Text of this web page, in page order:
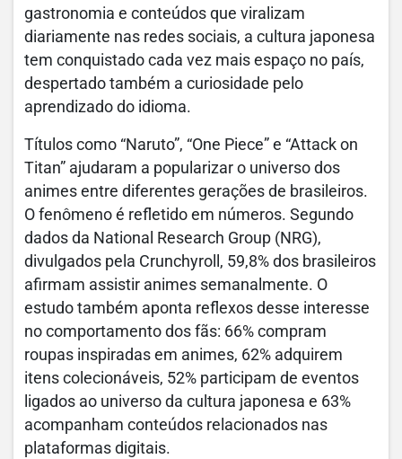
gastronomia e conteúdos que viralizam
diariamente nas redes sociais, a cultura japonesa
tem conquistado cada vez mais espaço no país,
despertado também a curiosidade pelo
aprendizado do idioma.
Títulos como “Naruto”, “One Piece” e “Attack on
Titan” ajudaram a popularizar o universo dos
animes entre diferentes gerações de brasileiros.
O fenômeno é refletido em números. Segundo
dados da National Research Group (NRG),
divulgados pela Crunchyroll, 59,8% dos brasileiros
afirmam assistir animes semanalmente. O
estudo também aponta reflexos desse interesse
no comportamento dos fãs: 66% compram
roupas inspiradas em animes, 62% adquirem
itens colecionáveis, 52% participam de eventos
ligados ao universo da cultura japonesa e 63%
acompanham conteúdos relacionados nas
plataformas digitais.